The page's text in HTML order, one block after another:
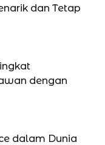
dan Tetap
dengan
dalam Dunia